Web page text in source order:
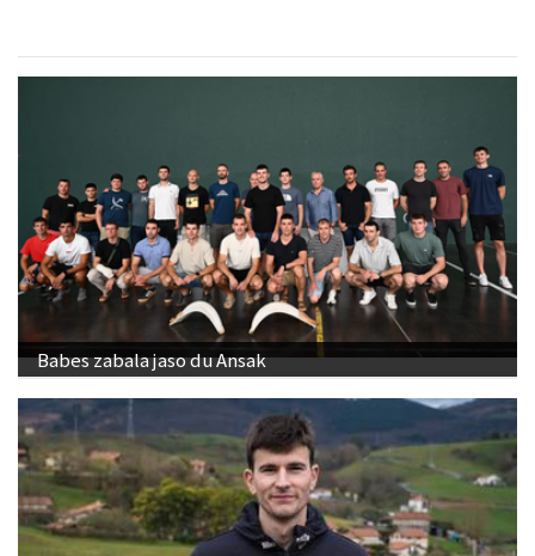
Babes zabala jaso du Ansak